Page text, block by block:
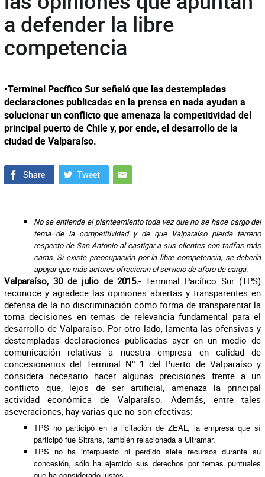
a defender la libre
competencia
•Terminal Pacífico Sur señaló que las destempladas
declaraciones publicadas en la prensa en nada ayudan a
solucionar un conflicto que amenaza la competitividad del
principal puerto de Chile y, por ende, el desarrollo de la
ciudad de Valparaíso.
No se entiende el planteamiento toda vez que no se hace cargo del
tema de la competitividad y de que Valparaíso pierde terreno
respecto de San Antonio al castigar a sus clientes con tarifas más
caras. Si existe preocupación por la libre competencia, se debería
apoyar que más actores ofrecieran el servicio de aforo de carga.
Valparaíso, 30 de julio de 2015.-Terminal Pacífico Sur (TPS)
reconoce y agradece las opiniones abiertas y transparentes en
defensa de la no discriminación como forma de transparentar la
toma decisiones en temas de relevancia fundamental para el
desarrollo de Valparaíso. Por otro lado, lamenta las ofensivas y
destempladas declaraciones publicadas ayer en un medio de
comunicación relativas a nuestra empresa en calidad de
concesionarios del Terminal N° 1 del Puerto de Valparaíso y
considera necesario hacer algunas precisiones frente a un
conflicto que, lejos de ser artificial, amenaza la principal
actividad económica de Valparaíso. Además, entre tales
aseveraciones, hay varias que no son efectivas:
TPS no participó en la licitación de ZEAL, la empresa que sí
participó fue Sitrans, también relacionada a Ultramar.
TPS no ha interpuesto ni perdido siete recursos durante su
concesión, sólo ha ejercido sus derechos por temas puntuales